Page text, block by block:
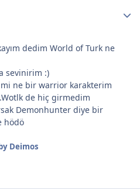
dedim World of Turk ne
sevinirim :)
mi ne bir warrior karakterim
de hiç girmedim
Demonhunter diye bir
hödö
Deimos